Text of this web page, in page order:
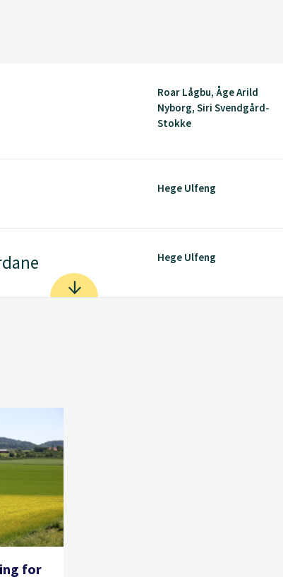
Roar Lågbu, Åge Arild
Nyborg, Siri Svendgård-
Stokke
Hege Ulfeng
Hege Ulfeng
for